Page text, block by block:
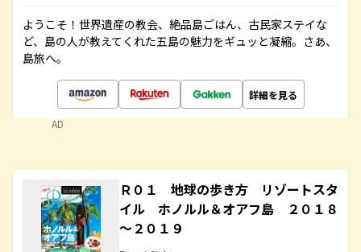
ようこそ！世界遺産の教会、絶品島ごはん、古民家ステイな
ど、島の人が教えてくれた五島の魅力をギュッと凝縮。さあ、
島旅へ。
詳細を見る
AD
Ｒ０１ 地球の歩き方 リゾートスタ
イル ホノルル＆オアフ島 ２０１８
～２０１９